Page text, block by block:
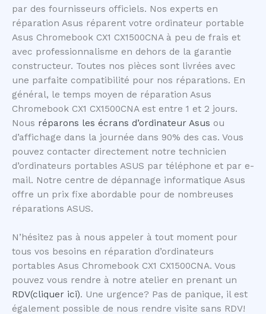
par des fournisseurs officiels. Nos experts en
réparation Asus réparent votre ordinateur portable
Asus Chromebook CX1 CX1500CNA à peu de frais et
avec professionnalisme en dehors de la garantie
constructeur. Toutes nos pièces sont livrées avec
une parfaite compatibilité pour nos réparations. En
général, le temps moyen de réparation Asus
Chromebook CX1 CX1500CNA est entre 1 et 2 jours.
Nous réparons les écrans d’ordinateur Asus ou
d’affichage dans la journée dans 90% des cas. Vous
pouvez contacter directement notre technicien
d’ordinateurs portables ASUS par téléphone et par e-
mail. Notre centre de dépannage informatique Asus
offre un prix fixe abordable pour de nombreuses
réparations ASUS.
N’hésitez pas à nous appeler à tout moment pour
tous vos besoins en réparation d’ordinateurs
portables Asus Chromebook CX1 CX1500CNA. Vous
pouvez vous rendre à notre atelier en prenant un
RDV(cliquer ici). Une urgence? Pas de panique, il est
également possible de nous rendre visite sans RDV!